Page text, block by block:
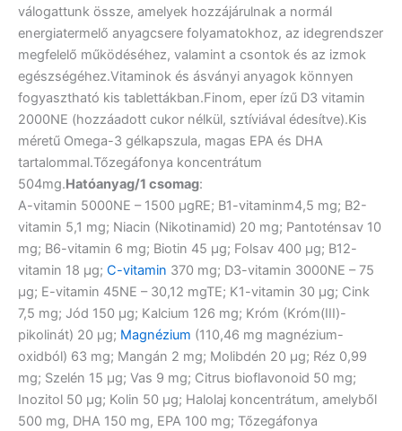
válogattunk össze, amelyek hozzájárulnak a normál
energiatermelő anyagcsere folyamatokhoz, az idegrendszer
megfelelő működéséhez, valamint a csontok és az izmok
egészségéhez.Vitaminok és ásványi anyagok könnyen
fogyasztható kis tablettákban.Finom, eper ízű D3 vitamin
2000NE (hozzáadott cukor nélkül, sztíviával édesítve).Kis
méretű Omega-3 gélkapszula, magas EPA és DHA
tartalommal.Tőzegáfonya koncentrátum
504mg.Hatóanyag/1 csomag:
A-vitamin 5000NE – 1500 μgRE; B1-vitaminm4,5 mg; B2-
vitamin 5,1 mg; Niacin (Nikotinamid) 20 mg; Pantoténsav 10
mg; B6-vitamin 6 mg; Biotin 45 μg; Folsav 400 μg; B12-
vitamin 18 μg; C-vitamin 370 mg; D3-vitamin 3000NE – 75
μg; E-vitamin 45NE – 30,12 mgTE; K1-vitamin 30 μg; Cink
7,5 mg; Jód 150 μg; Kalcium 126 mg; Króm (Króm(III)-
pikolinát) 20 μg; Magnézium (110,46 mg magnézium-
oxidból) 63 mg; Mangán 2 mg; Molibdén 20 μg; Réz 0,99
mg; Szelén 15 μg; Vas 9 mg; Citrus bioflavonoid 50 mg;
Inozitol 50 μg; Kolin 50 μg; Halolaj koncentrátum, amelyből
500 mg, DHA 150 mg, EPA 100 mg; Tőzegáfonya